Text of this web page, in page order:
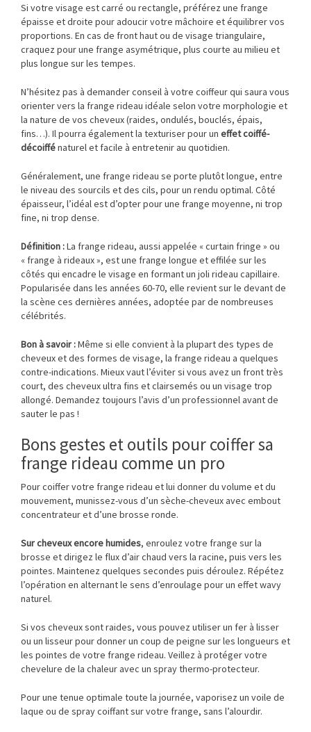
Si votre visage est carré ou rectangle, préférez une frange
épaisse et droite pour adoucir votre mâchoire et équilibrer vos
proportions. En cas de front haut ou de visage triangulaire,
craquez pour une frange asymétrique, plus courte au milieu et
plus longue sur les tempes.
N’hésitez pas à demander conseil à votre coiffeur qui saura vous
orienter vers la frange rideau idéale selon votre morphologie et
la nature de vos cheveux (raides, ondulés, bouclés, épais,
fins…). Il pourra également la texturiser pour un effet coiffé-
décoiffénaturel et facile à entretenir au quotidien.
Généralement, une frange rideau se porte plutôt longue, entre
le niveau des sourcils et des cils, pour un rendu optimal. Côté
épaisseur, l’idéal est d’opter pour une frange moyenne, ni trop
fine, ni trop dense.
Définition :La frange rideau, aussi appelée « curtain fringe » ou
« frange à rideaux », est une frange longue et effilée sur les
côtés qui encadre le visage en formant un joli rideau capillaire.
Popularisée dans les années 60-70, elle revient sur le devant de
la scène ces dernières années, adoptée par de nombreuses
célébrités.
Bon à savoir :Même si elle convient à la plupart des types de
cheveux et des formes de visage, la frange rideau a quelques
contre-indications. Mieux vaut l’éviter si vous avez un front très
court, des cheveux ultra fins et clairsemés ou un visage trop
allongé. Demandez toujours l’avis d’un professionnel avant de
sauter le pas !
Bons gestes et outils pour coiffer sa
frange rideau comme un pro
Pour coiffer votre frange rideau et lui donner du volume et du
mouvement, munissez-vous d’un sèche-cheveux avec embout
concentrateur et d’une brosse ronde.
Sur cheveux encore humides, enroulez votre frange sur la
brosse et dirigez le flux d’air chaud vers la racine, puis vers les
pointes. Maintenez quelques secondes puis déroulez. Répétez
l’opération en alternant le sens d’enroulage pour un effet wavy
naturel.
Si vos cheveux sont raides, vous pouvez utiliser un fer à lisser
ou un lisseur pour donner un coup de peigne sur les longueurs et
les pointes de votre frange rideau. Veillez à protéger votre
chevelure de la chaleur avec un spray thermo-protecteur.
Pour une tenue optimale toute la journée, vaporisez un voile de
laque ou de spray coiffant sur votre frange, sans l’alourdir.